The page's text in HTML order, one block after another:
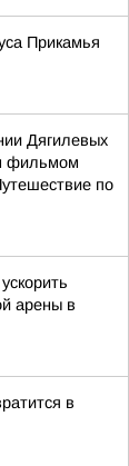
Прикамья
Дягилевых
фильмом
по
арены в
в